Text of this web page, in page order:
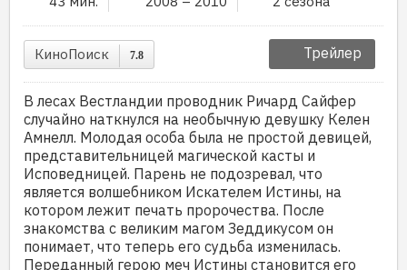
КиноПоиск 7.8 Трейлер
В лесах Вестландии проводник Ричард Сайфер
случайно наткнулся на необычную девушку Келен
Амнелл. Молодая особа была не простой девицей,
представительницей магической касты и
Исповедницей. Парень не подозревал, что
является волшебником Искателем Истины, на
котором лежит печать пророчества. После
знакомства с великим магом Зеддикусом он
понимает, что теперь его судьба изменилась.
Переданный герою меч Истины становится его